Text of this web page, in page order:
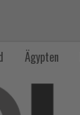
Ägypten